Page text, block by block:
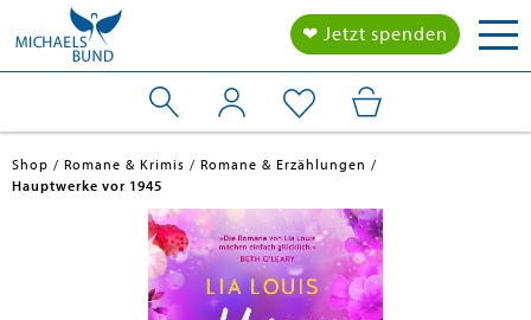
❤ Jetzt spenden
Shop Romane & Krimis
Romane & Erzählungen
Hauptwerke vor 1945